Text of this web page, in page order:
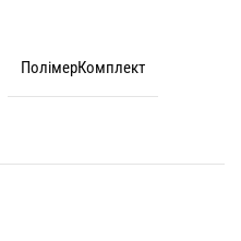
ПолімерКомплект